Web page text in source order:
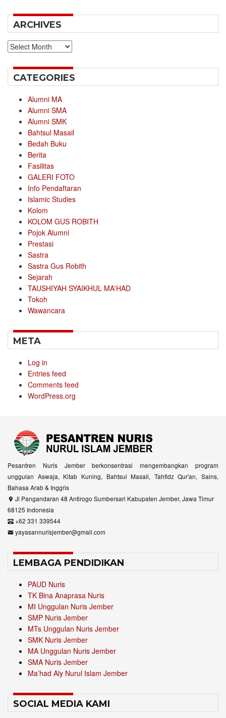
ARCHIVES
Archives
CATEGORIES
Alumni MA
Alumni SMA
Alumni SMK
Bahtsul Masail
Bedah Buku
Berita
Fasilitas
GALERI FOTO
Info Pendaftaran
Islamic Studies
Kolom
KOLOM GUS ROBITH
Pojok Alumni
Prestasi
Sastra
Sastra Gus Robith
Sejarah
TAUSHIYAH SYAIKHUL MA'HAD
Tokoh
Wawancara
META
Log in
Entries feed
Comments feed
WordPress.org
Pesantren Nuris Jember berkonsentrasi mengembangkan program
unggulan Aswaja, Kitab Kuning, Bahtsul Masail, Tahfidz Qur'an, Sains,
Bahasa Arab & Inggris
Jl Pangandaran 48 Antirogo Sumbersari Kabupaten Jember, Jawa Timur
68125 Indonesia
+62 331 339544
yayasannurisjember@gmail.com
LEMBAGA PENDIDIKAN
PAUD Nuris
TK Bina Anaprasa Nuris
MI Unggulan Nuris Jember
SMP Nuris Jember
MTs Unggulan Nuris Jember
SMK Nuris Jember
MA Unggulan Nuris Jember
SMA Nuris Jember
Ma’had Aly Nurul Islam Jember
SOCIAL MEDIA KAMI